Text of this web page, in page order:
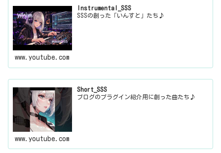
Instrumental_SSS
SSSの創った「いんすと」たち♪
www.youtube.com
Short_SSS
ブログのプラグイン紹介用に創った曲たち♪
www.youtube.com